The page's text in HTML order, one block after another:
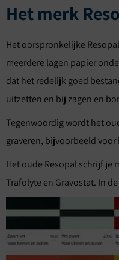
Het merk
Het oorspronkelijke
meerdere lagen papier
dat het redelijk goed
uitzetten en bij zagen en
Tegenwoordig wordt het
graveren, bijvoorbeeld
Het oude Resopal schrijf je
Trafolyte en Gravostat. In